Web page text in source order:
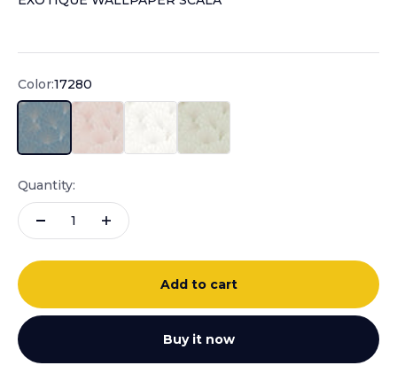
Color:17280
17280
Quantity:
Add to cart
Buy it now